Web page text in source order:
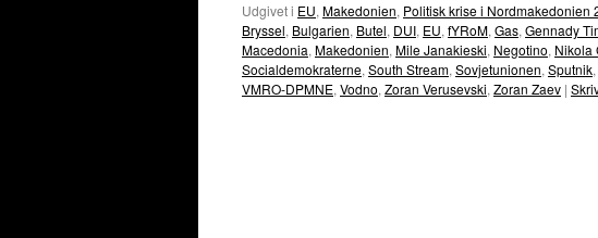
Udgivet i EU, Makedonien, Politisk krise i Nordmakedonien
Bryssel, Bulgarien, Butel, DUI, EU, fYRoM, Gas, Gennady
Macedonia, Makedonien, Mile Janakieski, Negotino, Nikola
Socialdemokraterne, South Stream, Sovjetunionen, Sputnik,
VMRO-DPMNE, Vodno, Zoran Verusevski, Zoran Zaev |